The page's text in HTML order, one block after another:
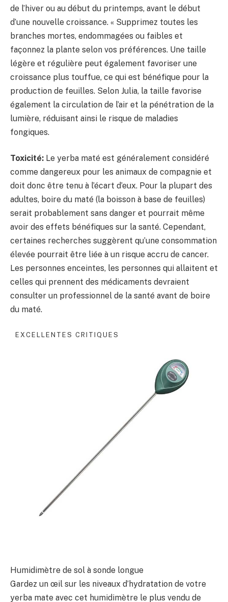
de l’hiver ou au début du printemps, avant le début
d’une nouvelle croissance. « Supprimez toutes les
branches mortes, endommagées ou faibles et
façonnez la plante selon vos préférences. Une taille
légère et régulière peut également favoriser une
croissance plus touffue, ce qui est bénéfique pour la
production de feuilles. Selon Julia, la taille favorise
également la circulation de l’air et la pénétration de la
lumière, réduisant ainsi le risque de maladies
fongiques.
Toxicité: Le yerba maté est généralement considéré
comme dangereux pour les animaux de compagnie et
doit donc être tenu à l’écart d’eux. Pour la plupart des
adultes, boire du maté (la boisson à base de feuilles)
serait probablement sans danger et pourrait même
avoir des effets bénéfiques sur la santé. Cependant,
certaines recherches suggèrent qu’une consommation
élevée pourrait être liée à un risque accru de cancer.
Les personnes enceintes, les personnes qui allaitent et
celles qui prennent des médicaments devraient
consulter un professionnel de la santé avant de boire
du maté.
EXCELLENTES CRITIQUES
Humidimètre de sol à sonde longue
Gardez un œil sur les niveaux d’hydratation de votre
yerba mate avec cet humidimètre le plus vendu de